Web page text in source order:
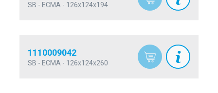
SB - ECMA - 126x124x194
1110009042
SB - ECMA - 126x124x260